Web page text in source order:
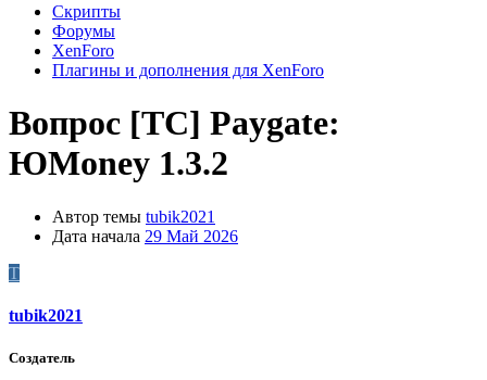
Скрипты
Форумы
XenForo
Плагины и дополнения для XenForo
Вопрос [TC] Paygate:
ЮMoney 1.3.2
Автор темы tubik2021
Дата начала 29 Май 2026
T
tubik2021
Создатель